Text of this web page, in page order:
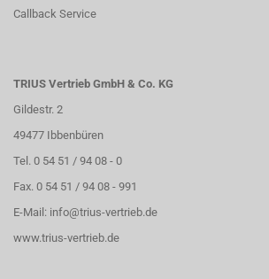
Callback Service
TRIUS Vertrieb GmbH & Co. KG
Gildestr. 2
49477 Ibbenbüren
Tel. 0 54 51 / 94 08 - 0
Fax. 0 54 51 / 94 08 - 991
E-Mail: info@trius-vertrieb.de
www.trius-vertrieb.de